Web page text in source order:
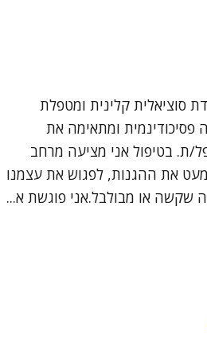
סוציאלית קלינית ומטפלת
פסיכודינמית ומתאימה את
ת. בטיפול אני מציעה מרחב
את ההגנות, לפגוש את עצמנו
שקשה או מבולבל.אני פוגשת א...